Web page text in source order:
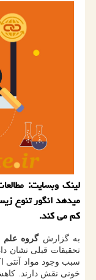
لینک وبسایت:
میدهد انگور تنوع
کم می کند.
به گزارشگروه علم
تحقیقات قبلی نشان
سبب وجود مواد آنتی
خونی نقش دارند.